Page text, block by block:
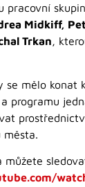
pracovní
Midkiff,
Trkan,
se mělo konat
programu
města.